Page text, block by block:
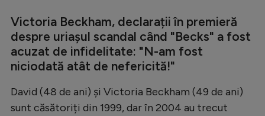
Victoria Beckham, declarații în premieră
despre uriașul scandal când "Becks" a fost
acuzat de infidelitate: "N-am fost
niciodată atât de nefericită!"
David (48 de ani) și Victoria Beckham (49 de ani)
sunt căsătoriți din 1999, dar în 2004 au trecut